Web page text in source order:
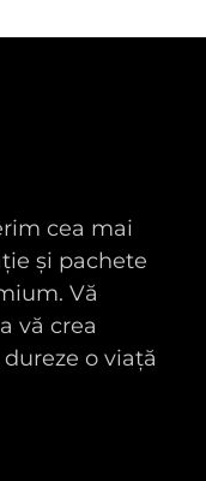
cea mai
și pachete
Vă
vă crea
o viață